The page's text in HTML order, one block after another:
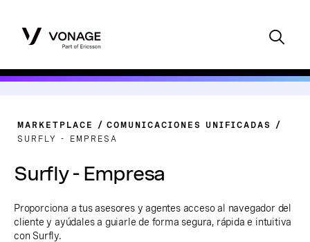
MARKETPLACE
COMUNICACIONES UNIFICADAS
SURFLY - EMPRESA
Surfly - Empresa
Proporciona a tus asesores y agentes acceso al navegador del
cliente y ayúdales a guiarle de forma segura, rápida e intuitiva
con Surfly.